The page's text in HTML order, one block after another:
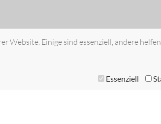
Website. Einige sind essenziell, andere
Essenziell